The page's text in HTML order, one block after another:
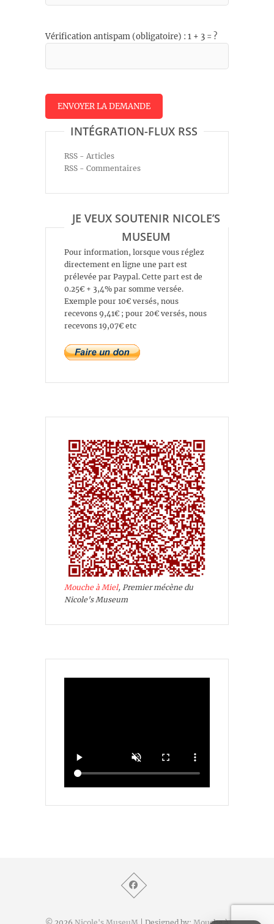
Vérification antispam (obligatoire) : 1 + 3 = ?
INTÉGRATION-FLUX RSS
RSS - Articles
RSS - Commentaires
JE VEUX SOUTENIR NICOLE’S
MUSEUM
Pour information, lorsque vous réglez
directement en ligne une part est
prélevée par Paypal. Cette part est de
0.25€ + 3,4% par somme versée.
Exemple pour 10€ versés, nous
recevons 9,41€ ; pour 20€ versés, nous
recevons 19,07€ etc
Mouche à Miel, Premier mécène du
Nicole's Museum